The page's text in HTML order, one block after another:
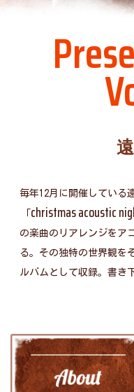
毎年12月に開催している
christmas acoustic
の楽曲のリアレンジをア
る。その独特の世界観を
ルバムとして収録。書き